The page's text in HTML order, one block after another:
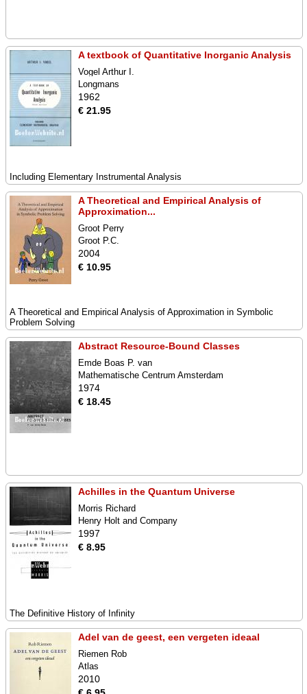
A textbook of Quantitative Inorganic Analysis
Vogel Arthur I.
Longmans
1962
€ 21.95
Including Elementary Instrumental Analysis
A Theoretical and Empirical Analysis of
Approximation...
Groot Perry
Groot P.C.
2004
€ 10.95
A Theoretical and Empirical Analysis of Approximation in Symbolic
Problem Solving
Abstract Resource-Bound Classes
Emde Boas P. van
Mathematische Centrum Amsterdam
1974
€ 18.45
Achilles in the Quantum Universe
Morris Richard
Henry Holt and Company
1997
€ 8.95
The Definitive History of Infinity
Adel van de geest, een vergeten ideaal
Riemen Rob
Atlas
2010